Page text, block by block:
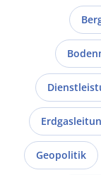
Geopolitik